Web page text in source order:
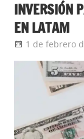
INVERSIÓN
EN LATAM
1 de febrero